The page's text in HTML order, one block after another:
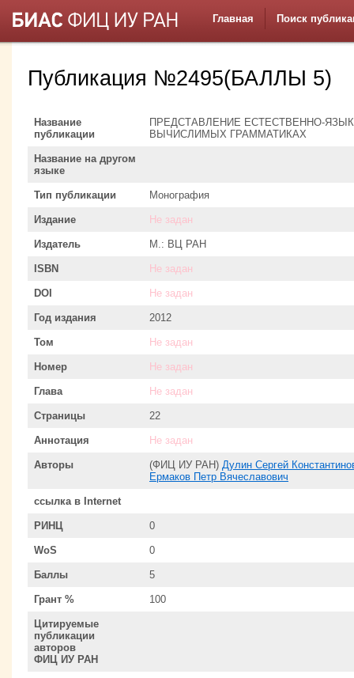
Главная Поиск
Публикация №2495(БАЛЛЫ 5)
Название
публикации
ПРЕДСТАВЛЕНИЕ ЕСТЕСТВЕННО-
ВЫЧИСЛИМЫХ ГРАММАТИКАХ
Название на другом
языке
Тип публикации Монография
Издание Не задан
Издатель М.: ВЦ РАН
ISBN Не задан
DOI Не задан
Год издания 2012
Том Не задан
Номер Не задан
Глава Не задан
Страницы 22
Аннотация Не задан
Авторы (ФИЦ ИУ РАН) Дулин Сергей
Ермаков Петр Вячеславович
ссылка в Internet
РИНЦ 0
WoS 0
Баллы 5
Грант % 100
Цитируемые
публикации
авторов
ФИЦ ИУ РАН